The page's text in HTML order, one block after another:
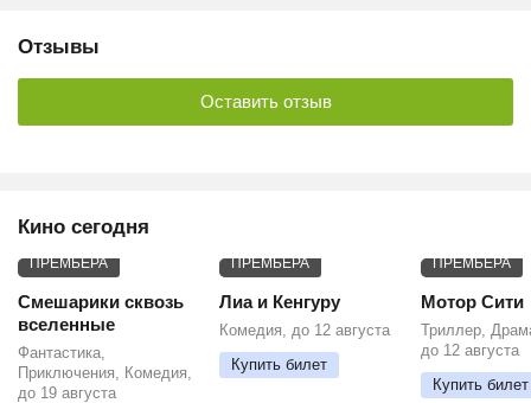
Отзывы
Оставить отзыв
Кино сегодня
ПРЕМЬЕРА
Смешарики сквозь
вселенные
Фантастика,
Приключения, Комедия,
до 19 августа
ПРЕМЬЕРА
Лиа и Кенгуру
Комедия, до 12 августа
Купить билет
ПРЕМЬЕРА
Мотор Сити
Триллер,
до 12 августа
Купить билет